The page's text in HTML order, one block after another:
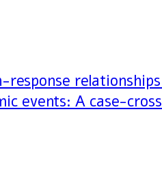
response
events: A case-